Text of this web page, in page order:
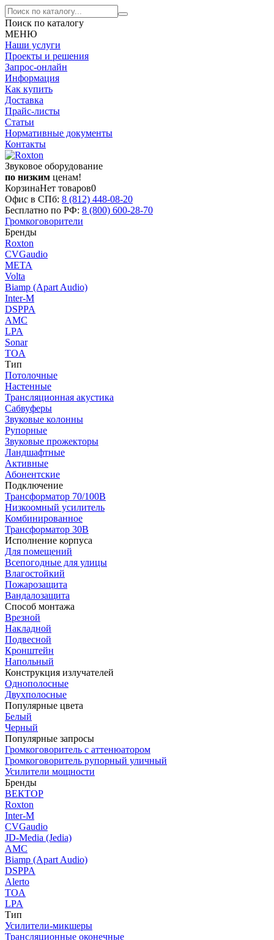
Поиск по каталогу
МЕНЮ
Наши услуги
Проекты и решения
Запрос-онлайн
Информация
Как купить
Доставка
Прайс-листы
Статьи
Нормативные документы
Контакты
Звуковое оборудование
по низким ценам!
КорзинаНет товаров0
Офис в СПб: 8 (812) 448-08-20
Бесплатно по РФ: 8 (800) 600-28-70
Громкоговорители
Бренды
Roxton
CVGaudio
МЕТА
Volta
Biamp (Apart Audio)
Inter-M
DSPPA
AMC
LPA
Sonar
TOA
Тип
Потолочные
Настенные
Трансляционная акустика
Сабвуферы
Звуковые колонны
Рупорные
Звуковые прожекторы
Ландшафтные
Активные
Абонентские
Подключение
Трансформатор 70/100В
Низкоомный усилитель
Комбинированное
Трансформатор 30В
Исполнение корпуса
Для помещений
Всепогодные для улицы
Влагостойкий
Пожарозащита
Вандалозащита
Способ монтажа
Врезной
Накладной
Подвесной
Кронштейн
Напольный
Конструкция излучателей
Однополосные
Двухполосные
Популярные цвета
Белый
Черный
Популярные запросы
Громкоговоритель с аттенюатором
Громкоговоритель рупорный уличный
Усилители мощности
Бренды
ВЕКТОР
Roxton
Inter-M
CVGaudio
JD-Media (Jedia)
AMC
Biamp (Apart Audio)
DSPPA
Alerto
TOA
LPA
Тип
Усилители-микшеры
Трансляционные оконечные